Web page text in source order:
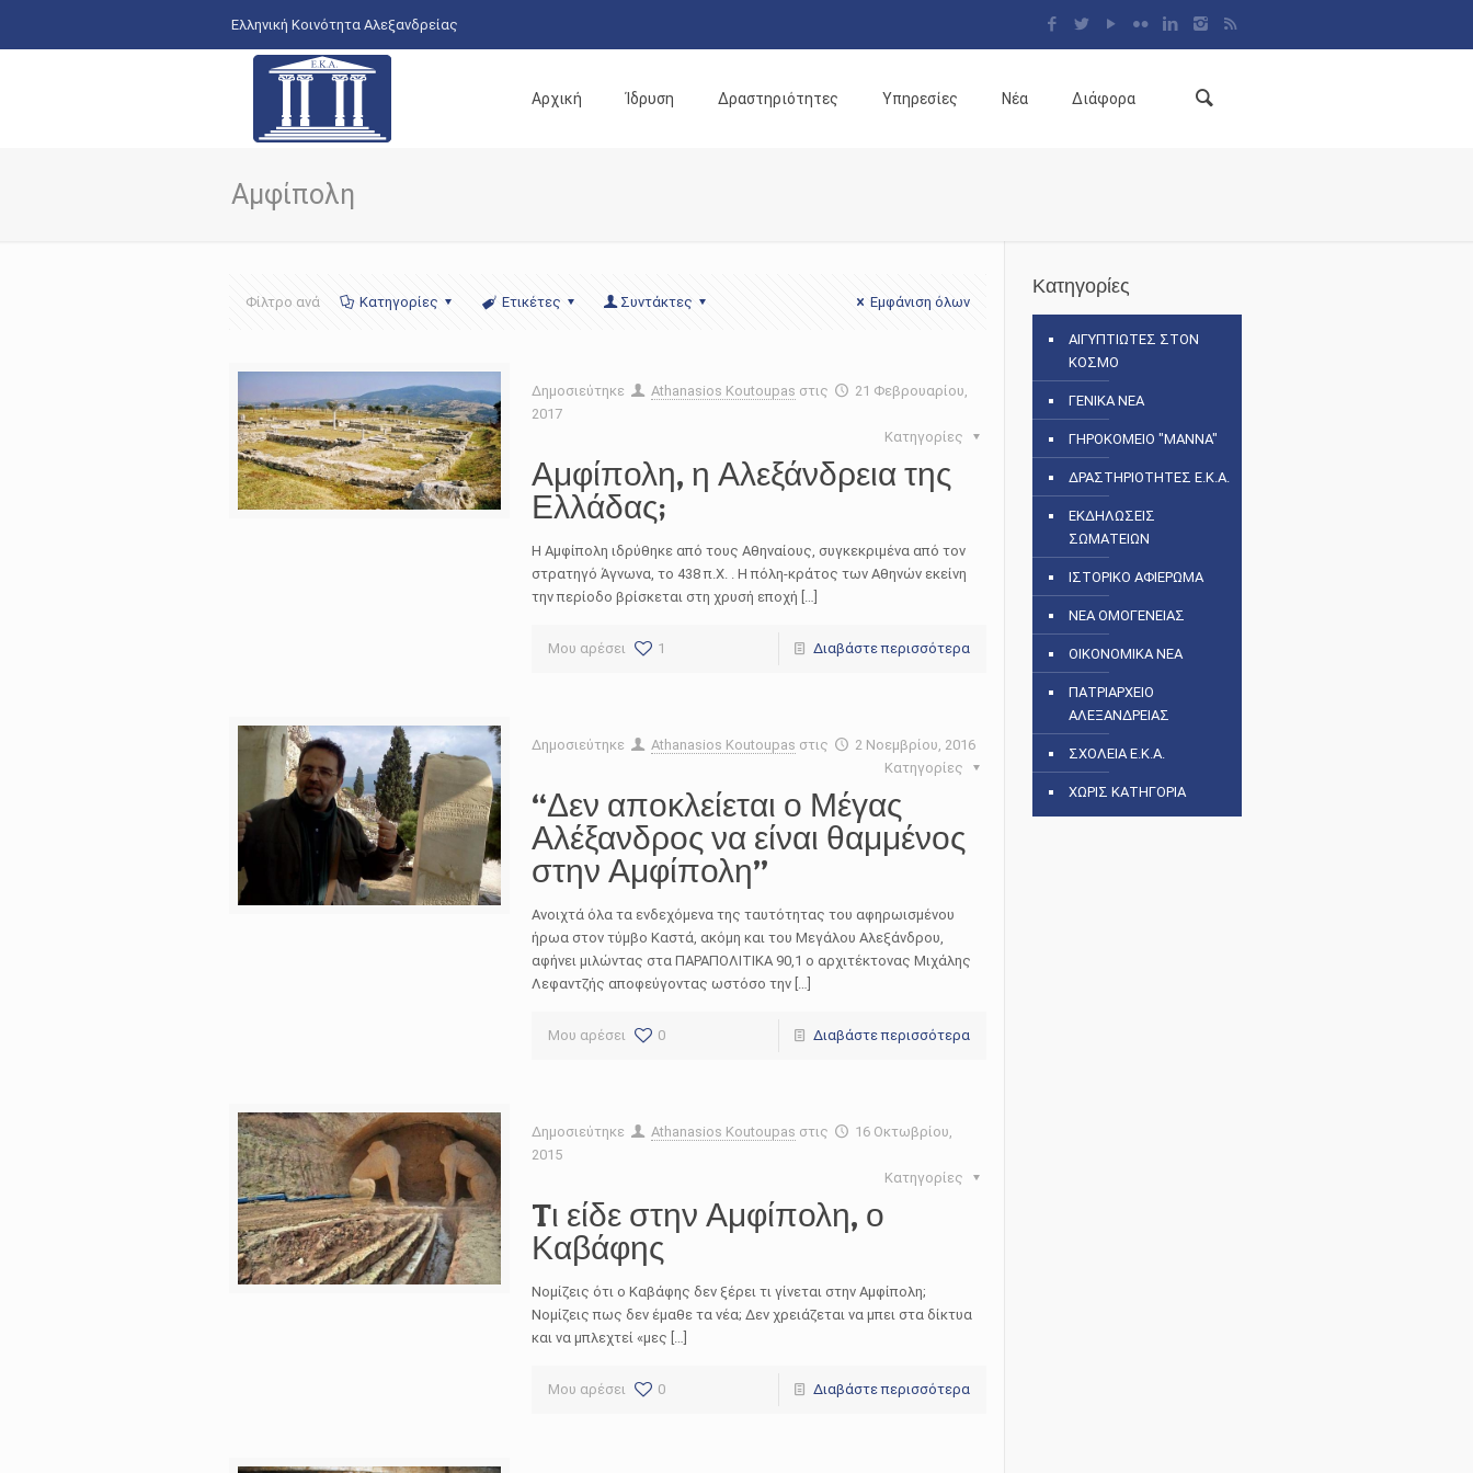
Ελληνική Κοινότητα Αλεξανδρείας
Αρχική Ίδρυση Δραστηριότητες Υπηρεσίες Νέα Διάφορα
Αμφίπολη
Φίλτρο ανά Κατηγορίες Ετικέτες Συντάκτες Εμφάνιση όλων
Δημοσιεύτηκε Athanasios Koutoupas στις
21 Φεβρουαρίου,
2017
Κατηγορίες
Αμφίπολη, η Αλεξάνδρεια της
Ελλάδας;
Η Αμφίπολη ιδρύθηκε από τους Αθηναίους, συγκεκριμένα από τον
στρατηγό Άγνωνα, το 438 π.Χ. . Η πόλη-κράτος των Αθηνών εκείνη
την περίοδο βρίσκεται στη χρυσή εποχή […]
Μου αρέσει 1 Διαβάστε περισσότερα
Δημοσιεύτηκε Athanasios Koutoupas στις
2 Νοεμβρίου, 2016
Κατηγορίες
“Δεν αποκλείεται ο Μέγας
Αλέξανδρος να είναι θαμμένος
στην Αμφίπολη”
Ανοιχτά όλα τα ενδεχόμενα της ταυτότητας του αφηρωισμένου
ήρωα στον τύμβο Καστά, ακόμη και του Μεγάλου Αλεξάνδρου,
αφήνει μιλώντας στα ΠΑΡΑΠΟΛΙΤΙΚΑ 90,1 ο αρχιτέκτονας Μιχάλης
Λεφαντζής αποφεύγοντας ωστόσο την […]
Μου αρέσει 0 Διαβάστε περισσότερα
Δημοσιεύτηκε Athanasios Koutoupas στις
16 Οκτωβρίου,
2015
Κατηγορίες
Tι είδε στην Αμφίπολη, ο
Καβάφης
Νομίζεις ότι ο Καβάφης δεν ξέρει τι γίνεται στην Αμφίπολη;
Νομίζεις πως δεν έμαθε τα νέα; Δεν χρειάζεται να μπει στα δίκτυα
και να μπλεχτεί «μες […]
Μου αρέσει 0 Διαβάστε περισσότερα
Κατηγορίες
ΑΙΓΥΠΤΙΩΤΕΣ ΣΤΟΝ
ΚΟΣΜΟ
ΓΕΝΙΚΑ ΝΕΑ
ΓΗΡΟΚΟΜΕΙΟ "ΜΑΝΝΑ"
ΔΡΑΣΤΗΡΙΟΤΗΤΕΣ Ε.Κ.Α.
ΕΚΔΗΛΩΣΕΙΣ
ΣΩΜΑΤΕΙΩΝ
ΙΣΤΟΡΙΚΟ ΑΦΙΕΡΩΜΑ
ΝΕΑ ΟΜΟΓΕΝΕΙΑΣ
ΟΙΚΟΝΟΜΙΚΑ ΝΕΑ
ΠΑΤΡΙΑΡΧΕΙΟ
ΑΛΕΞΑΝΔΡΕΙΑΣ
ΣΧΟΛΕΙΑ Ε.Κ.Α.
ΧΩΡΙΣ ΚΑΤΗΓΟΡΙΑ